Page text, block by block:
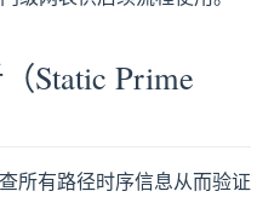
Static Prime
所有路径时序信息从而验证